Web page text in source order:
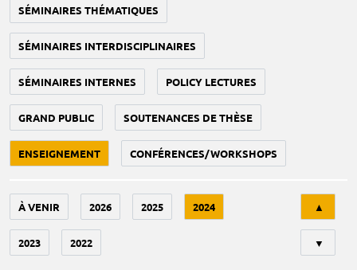
SÉMINAIRES THÉMATIQUES
SÉMINAIRES INTERDISCIPLINAIRES
SÉMINAIRES INTERNES POLICY LECTURES
GRAND PUBLIC SOUTENANCES DE THÈSE
ENSEIGNEMENT CONFÉRENCES/WORKSHOPS
À VENIR 2026 2025 2024
2023 2022
▲
▼